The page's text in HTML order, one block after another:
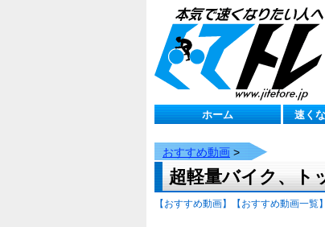
ホーム 速く
おすすめ動画 >
超軽量バイク、ト
【おすすめ動画】 【おすすめ動画一覧】